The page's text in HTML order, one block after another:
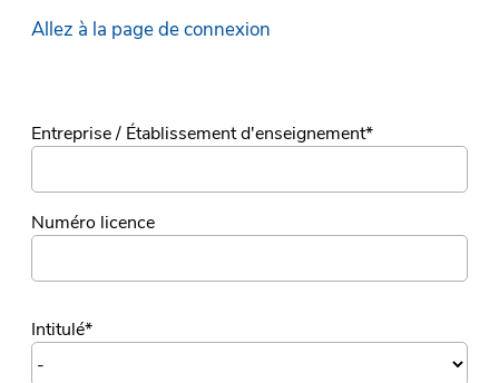
Allez à la page de connexion
Entreprise / Établissement d'enseignement*
Numéro licence
Intitulé*